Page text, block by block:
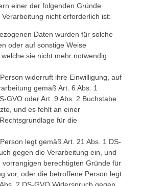
einer der folgenden Gründe
nicht erforderlich ist:
Daten wurden für solche
oder auf sonstige Weise
sie nicht mehr notwendig
widerruft ihre Einwilligung, auf
gemäß Art. 6 Abs. 1
GVO oder Art. 9 Abs. 2 Buchstabe
und es fehlt an einer
für die
legt gemäß Art. 21 Abs. 1 DS-
gegen die Verarbeitung ein, und
vorrangigen berechtigten Gründe für
vor, oder die betroffene Person legt